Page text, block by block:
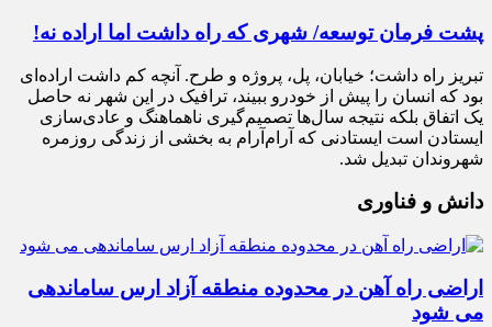
پشت فرمان توسعه/ شهری که راه داشت اما اراده نه!
تبریز راه داشت؛ خیابان، پل، پروژه و طرح. آنچه کم داشت اراده‌ای
بود که انسان را پیش از خودرو ببیند، ترافیک در این شهر نه حاصل
یک اتفاق بلکه نتیجه سال‌ها تصمیم‌گیری ناهماهنگ و عادی‌سازی
ایستادن است ایستادنی که آرام‌آرام به بخشی از زندگی روزمره
شهروندان تبدیل شد.
دانش و فناوری
اراضی راه آهن در محدوده منطقه آزاد ارس ساماندهی
می شود